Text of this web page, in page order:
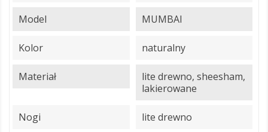
Model MUMBAI
Kolor naturalny
Materiał
lite drewno, sheesham,
lakierowane
Nogi lite drewno